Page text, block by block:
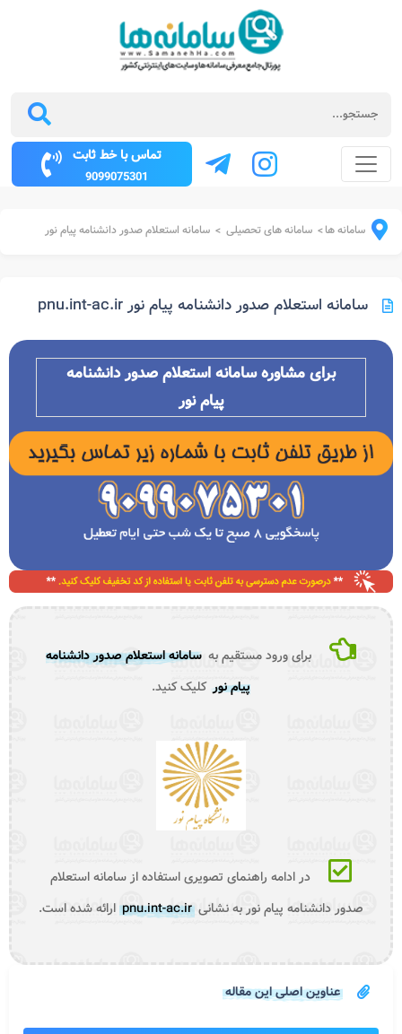
تماس با خط ثابت
9099075301
سامانه ها> سامانه های تحصیلی > سامانه استعلام صدور دانشنامه پیام نور
سامانه استعلام صدور دانشنامه پیام نور pnu.int-ac.ir
برای مشاوره سامانه استعلام صدور دانشنامه
پیام نور
برای ورود مستقیم به سامانه استعلام صدور دانشنامه
پیام نور کلیک کنید.
در ادامه راهنمای تصویری استفاده از سامانه استعلام
صدور دانشنامه پیام نور به نشانیpnu.int-ac.irارائه شده است.
عناوین اصلی این مقاله